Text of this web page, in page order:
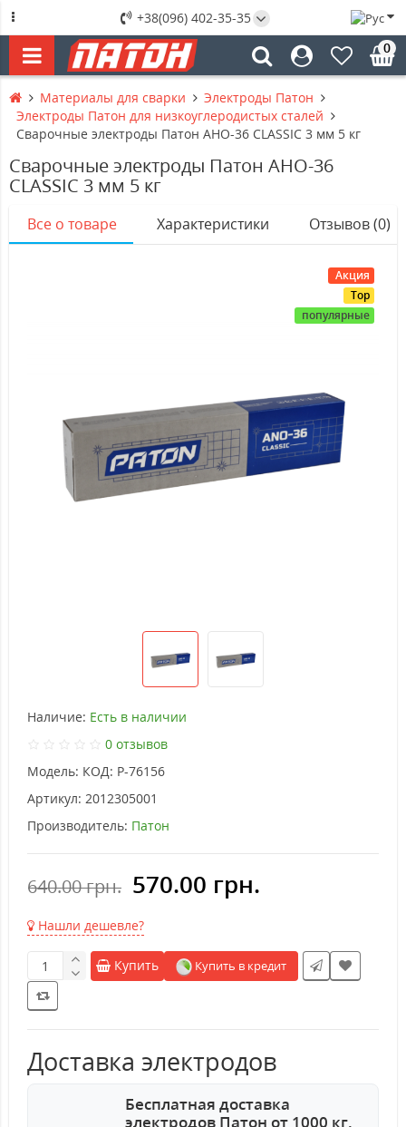
+38(096) 402-35-35
0
Материалы для сварки
Электроды Патон
Электроды Патон для низкоуглеродистых сталей
Сварочные электроды Патон АНО-36 CLASSIC 3 мм 5 кг
Сварочные электроды Патон АНО-36
CLASSIC 3 мм 5 кг
Все о товаре Характеристики Отзывов (0)
Акция
Top
популярные
Наличие: Есть в наличии
0 отзывов
Модель: КОД: P-76156
Артикул: 2012305001
Производитель: Патон
640.00 грн. 570.00 грн.
Нашли дешевле?
Купить Купить в кредит
Доставка электродов
Бесплатная доставка
электродов Патон от 1000 кг.